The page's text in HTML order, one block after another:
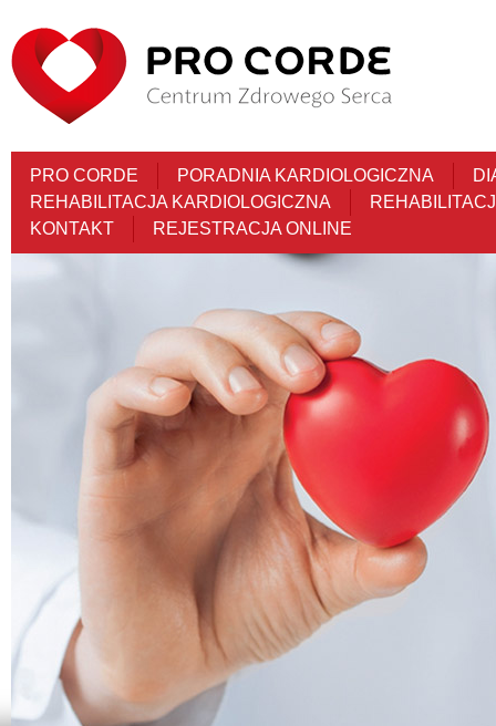
PRO CORDE PORADNIA KARDIOLOGICZNA
REHABILITACJA KARDIOLOGICZNA
KONTAKT
REJESTRACJA ONLINE